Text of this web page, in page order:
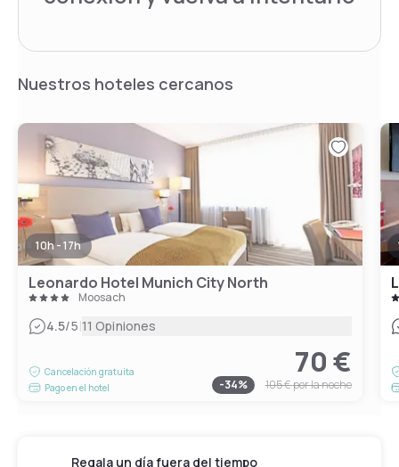
Nuestros hoteles cercanos
10h - 17h
Leonardo Hotel Munich City North
Moosach
4.5/5|11 Opiniones
Cancelación gratuita
Pago en el hotel
70 €
-34% 105 €por la noche
Regala un día fuera del tiempo